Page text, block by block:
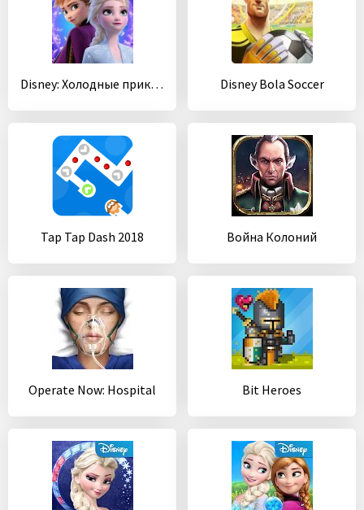
Disney: Холодные приключения Disney Bola Soccer
Tap Tap Dash 2018 Война Колоний
Operate Now: Hospital Bit Heroes